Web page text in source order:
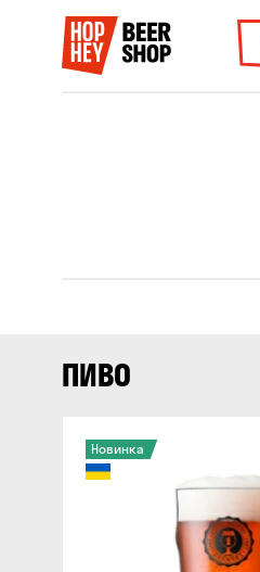
ПИВО
Новинка